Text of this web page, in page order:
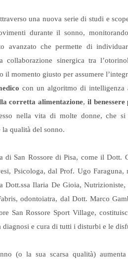
una nuova serie di studi e
durante il sonno,
avanzato che permette di
collaborazione sinergica tra
il momento giusto per assumere
con un algoritmo di
corretta alimentazione, il benessere
nella vita di molte donne, che
qualità del sonno.
di San Rossore di Pisa, come il Dott.
Psicologa, dal Prof. Ugo
Dott.ssa Ilaria De Gioia,
odontoiatra, dal Dott. Marco
San Rossore Sport Village,
e cura di tutti i disturbi e le
(o la sua scarsa qualità)